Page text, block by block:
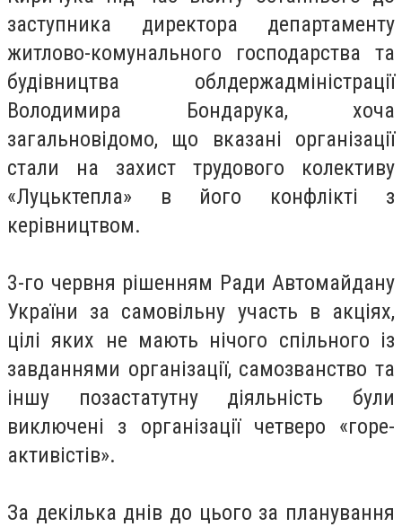
заступника директора департаменту
житлово-комунального господарства та
будівництва облдержадміністрації
Володимира Бондарука, хоча
загальновідомо, що вказані організації
стали на захист трудового колективу
«Луцьктепла» в його конфлікті з
керівництвом.
3-го червня рішенням Ради Автомайдану
України за самовільну участь в акціях,
цілі яких не мають нічого спільного із
завданнями організації, самозванство та
іншу позастатутну діяльність були
виключені з організації четверо «горе-
активістів».
За декілька днів до цього за планування